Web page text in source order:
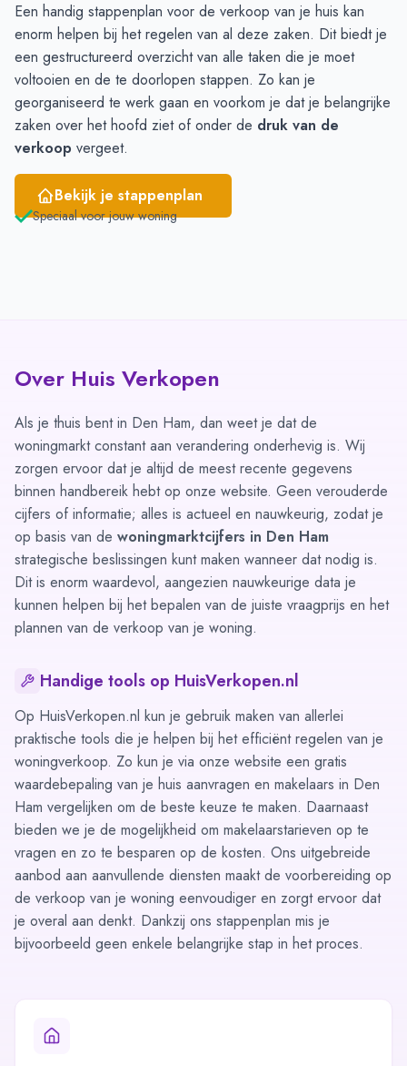
Mei
12
15
Juni
11 13
Een handig stappenplan voor de verkoop van je huis kan
enorm helpen bij het regelen van al deze zaken. Dit biedt je
een gestructureerd overzicht van alle taken die je moet
voltooien en de te doorlopen stappen. Zo kan je
georganiseerd te werk gaan en voorkom je dat je belangrijke
zaken over het hoofd ziet of onder de druk van de
verkoop vergeet.
Bekijk je stappenplan
Speciaal voor jouw woning
Over Huis Verkopen
Als je thuis bent in Den Ham, dan weet je dat de
woningmarkt constant aan verandering onderhevig is. Wij
zorgen ervoor dat je altijd de meest recente gegevens
binnen handbereik hebt op onze website. Geen verouderde
cijfers of informatie; alles is actueel en nauwkeurig, zodat je
op basis van de woningmarktcijfers in Den Ham
strategische beslissingen kunt maken wanneer dat nodig is.
Dit is enorm waardevol, aangezien nauwkeurige data je
kunnen helpen bij het bepalen van de juiste vraagprijs en het
plannen van de verkoop van je woning.
Handige tools op HuisVerkopen.nl
Op HuisVerkopen.nl kun je gebruik maken van allerlei
praktische tools die je helpen bij het efficiënt regelen van je
woningverkoop. Zo kun je via onze website een gratis
waardebepaling van je huis aanvragen en makelaars in Den
Ham vergelijken om de beste keuze te maken. Daarnaast
bieden we je de mogelijkheid om makelaarstarieven op te
vragen en zo te besparen op de kosten. Ons uitgebreide
aanbod aan aanvullende diensten maakt de voorbereiding op
de verkoop van je woning eenvoudiger en zorgt ervoor dat
je overal aan denkt. Dankzij ons stappenplan mis je
bijvoorbeeld geen enkele belangrijke stap in het proces.